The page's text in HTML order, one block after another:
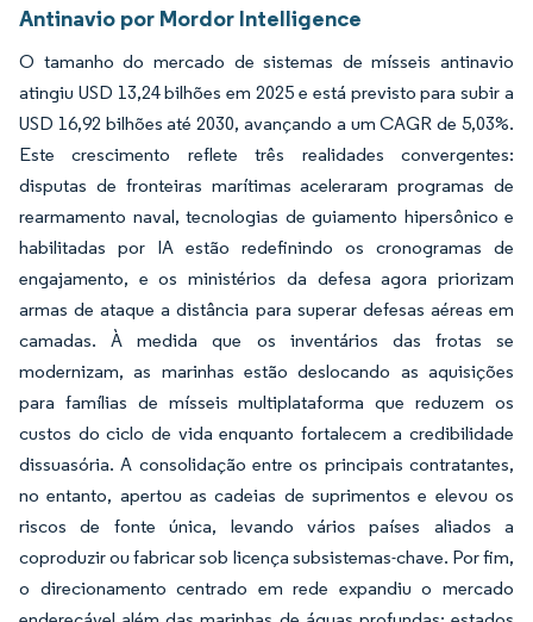
Antinavio por Mordor Intelligence
O tamanho do mercado de sistemas de mísseis antinavio
atingiu USD 13,24 bilhões em 2025 e está previsto para subir a
USD 16,92 bilhões até 2030, avançando a um CAGR de 5,03%.
Este crescimento reflete três realidades convergentes:
disputas de fronteiras marítimas aceleraram programas de
rearmamento naval, tecnologias de guiamento hipersônico e
habilitadas por IA estão redefinindo os cronogramas de
engajamento, e os ministérios da defesa agora priorizam
armas de ataque a distância para superar defesas aéreas em
camadas. À medida que os inventários das frotas se
modernizam, as marinhas estão deslocando as aquisições
para famílias de mísseis multiplataforma que reduzem os
custos do ciclo de vida enquanto fortalecem a credibilidade
dissuasória. A consolidação entre os principais contratantes,
no entanto, apertou as cadeias de suprimentos e elevou os
riscos de fonte única, levando vários países aliados a
coproduzir ou fabricar sob licença subsistemas-chave. Por fim,
o direcionamento centrado em rede expandiu o mercado